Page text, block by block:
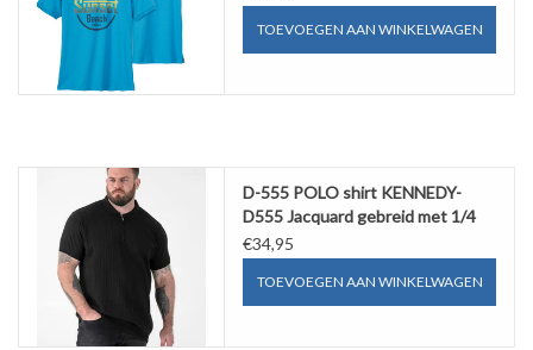
TOEVOEGEN AAN WINKELWAGEN
D-555 POLO shirt KENNEDY-
D555 Jacquard gebreid met 1/4
rits
€34,95
TOEVOEGEN AAN WINKELWAGEN